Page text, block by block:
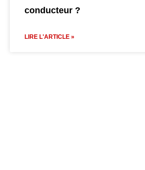
conducteur ?
LIRE L'ARTICLE »